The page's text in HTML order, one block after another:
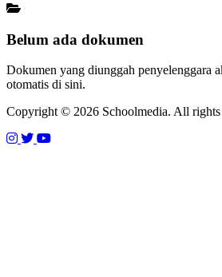
Belum ada dokumen
Dokumen yang diunggah penyelenggara
otomatis di sini.
Copyright © 2026 Schoolmedia. All rights